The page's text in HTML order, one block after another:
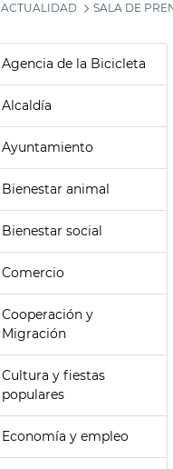
ACTUALIDAD SALA DE
Agencia de la Bicicleta
Alcaldía
Ayuntamiento
Bienestar animal
Bienestar social
Comercio
Cooperación y
Migración
Cultura y fiestas
populares
Economía y empleo